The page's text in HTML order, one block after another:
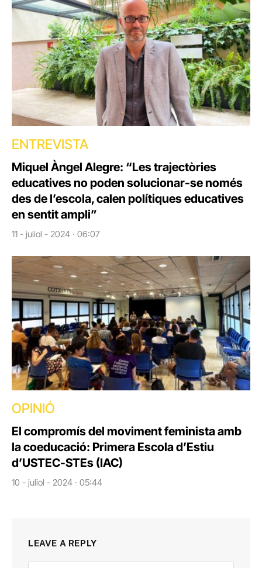
ENTREVISTA
Miquel Àngel Alegre: “Les trajectòries
educatives no poden solucionar-se només
des de l’escola, calen polítiques educatives
en sentit ampli”
11 - juliol - 2024 · 06:07
OPINIÓ
El compromís del moviment feminista amb
la coeducació: Primera Escola d’Estiu
d’USTEC-STEs (IAC)
10 - juliol - 2024 · 05:44
LEAVE A REPLY